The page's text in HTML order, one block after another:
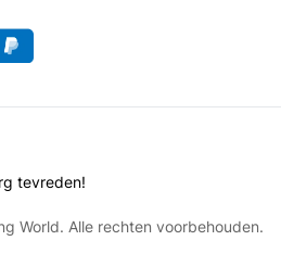
tevreden!
World. Alle rechten voorbehouden.